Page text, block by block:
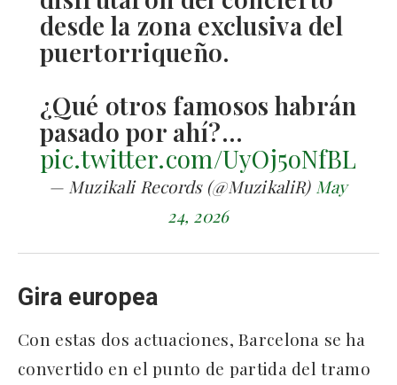
desde la zona exclusiva del
puertorriqueño.
¿Qué otros famosos habrán
pasado por ahí?…
pic.twitter.com/UyOj5oNfBL
— Muzikali Records (@MuzikaliR) May
24, 2026
Gira europea
Con estas dos actuaciones, Barcelona se ha
convertido en el punto de partida del tramo